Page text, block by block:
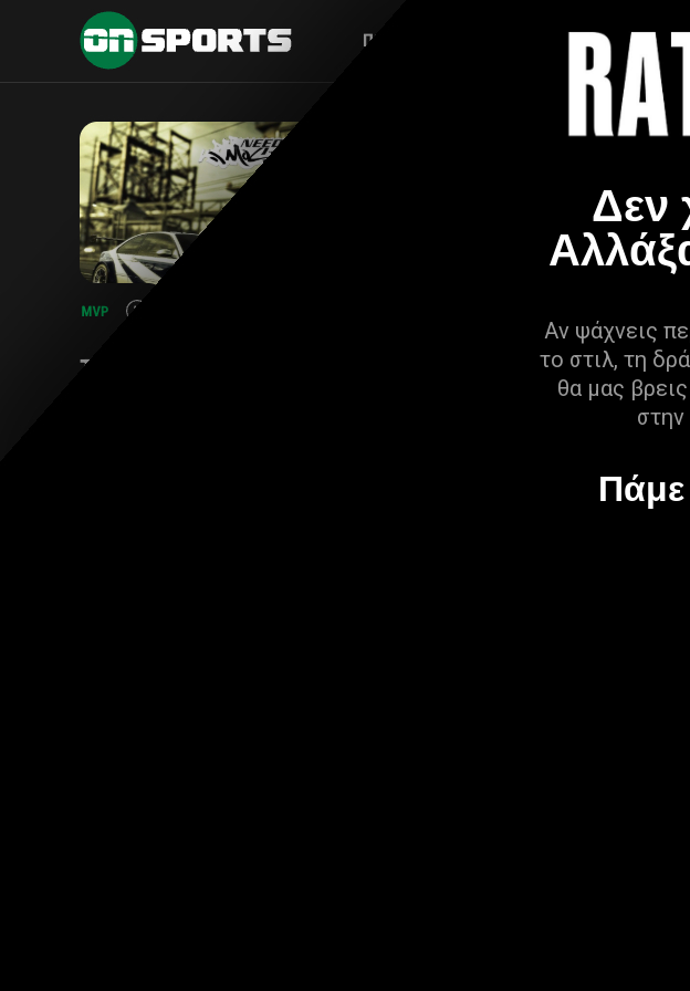
Δεν
Αν ψάχνεις
το στιλ, τη
θα μας
στην
Πάμε